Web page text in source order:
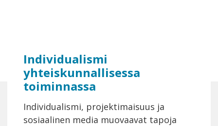
Individualismi
yhteiskunnallisessa
toiminnassa
Individualismi, projektimaisuus ja
sosiaalinen media muovaavat tapoja